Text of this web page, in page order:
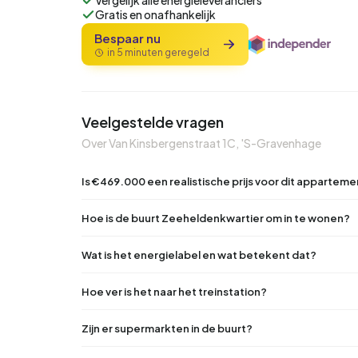
Gratis en onafhankelijk
Bespaar nu
in 5 minuten geregeld
Veelgestelde vragen
Over Van Kinsbergenstraat 1C, 'S-Gravenhage
Is €469.000 een realistische prijs voor dit
Hoe is de buurt Zeeheldenkwartier om in te wonen?
Wat is het energielabel en wat betekent dat?
Hoe ver is het naar het treinstation?
Zijn er supermarkten in de buurt?